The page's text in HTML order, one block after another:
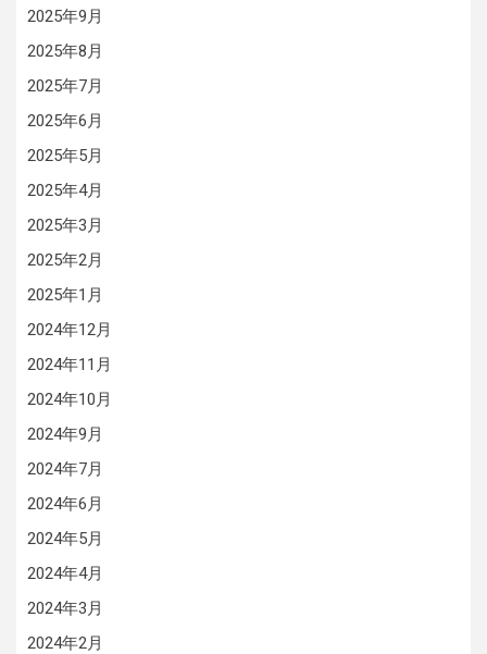
2025年9月
2025年8月
2025年7月
2025年6月
2025年5月
2025年4月
2025年3月
2025年2月
2025年1月
2024年12月
2024年11月
2024年10月
2024年9月
2024年7月
2024年6月
2024年5月
2024年4月
2024年3月
2024年2月